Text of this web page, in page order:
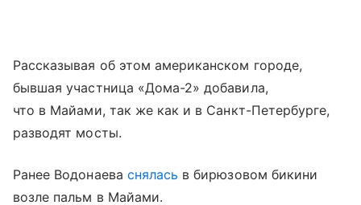
Рассказывая об этом американском городе,
бывшая участница «Дома-2» добавила,
что в Майами, так же как и в Санкт-Петербурге,
разводят мосты.
Ранее Водонаева снялась в бирюзовом бикини
возле пальм в Майами.